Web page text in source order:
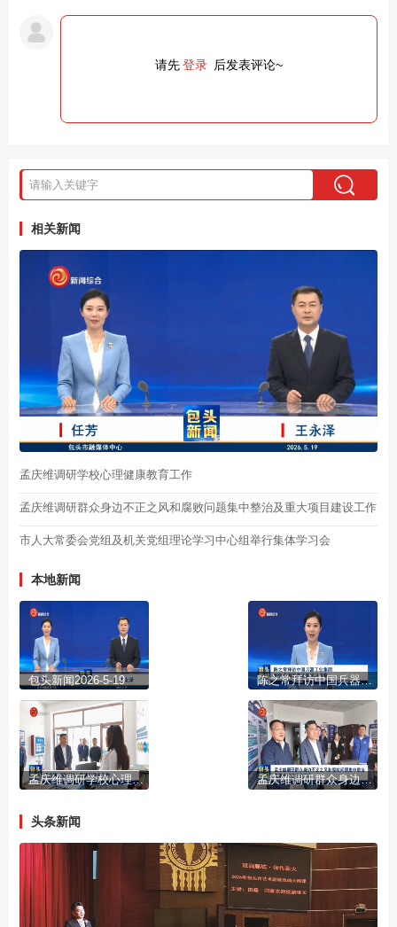
请先登录 后发表评论~
相关新闻
孟庆维调研学校心理健康教育工作
孟庆维调研群众身边不正之风和腐败问题集中整治及重大项目建设工作
市人大常委会党组及机关党组理论学习中心组举行集体学习会
本地新闻
包头新闻2026-5-19 陈之常拜访中国兵器工业集团 到怀柔国家实验室学习考察
孟庆维调研学校心理健康教育工作 孟庆维调研群众身边不正之风和腐败问题集中整治及重大项目建设工作
头条新闻